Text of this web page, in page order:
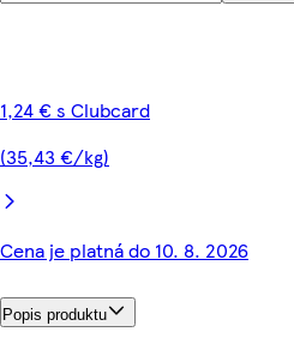
1,24 € s Clubcard
(35,43 €/kg)
Cena je platná do 10. 8. 2026
Popis produktu